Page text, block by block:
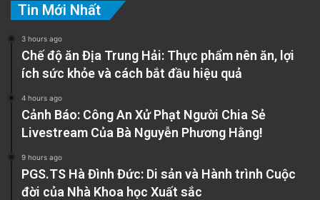
Tin Mới Nhất
3 hours ago
Chế độ ăn Địa Trung Hải: Thực phẩm nên ăn, lợi
ích sức khỏe và cách bắt đầu hiệu quả
4 hours ago
Cảnh Báo: Công An Xử Phạt Người Chia Sẻ
Livestream Của Bà Nguyễn Phương Hằng!
9 hours ago
PGS.TS Hà Đình Đức: Di sản và Hành trình Cuộc
đời của Nhà Khoa học Xuất sắc